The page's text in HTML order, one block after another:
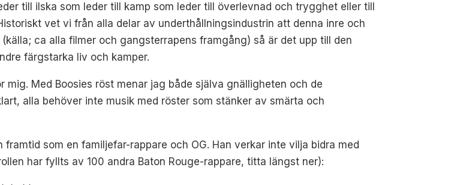
till ilska som leder till kamp som leder till överlevnad och trygghet eller till
vet vi från alla delar av underthållningsindustrin att denna inre och
ca alla filmer och gangsterrapens framgång) så är det upp till den
färgstarka liv och kamper.
Med Boosies röst menar jag både själva gnälligheten och de
alla behöver inte musik med röster som stänker av smärta och
som en familjefar-rappare och OG. Han verkar inte vilja bidra med
har fyllts av 100 andra Baton Rouge-rappare, titta längst ner):